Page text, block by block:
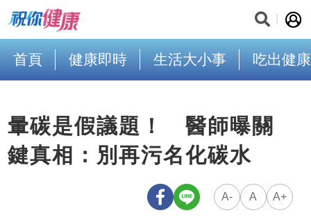
首頁 健康即時 生活大小事 吃出健康
暈碳是假議題！ 醫師曝關
鍵真相：別再污名化碳水
A- A A+